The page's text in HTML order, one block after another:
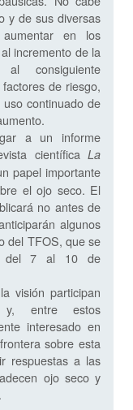
y de sus diversas
en los
incremento de la
consiguiente
de riesgo,
continuado de
a un informe
científica La
papel importante
el ojo seco. El
no antes de
algunos
del TFOS, que se
del 7 al 10 de
visión participan
y, entre estos
interesado en
sobre esta
respuestas a las
ojo seco y